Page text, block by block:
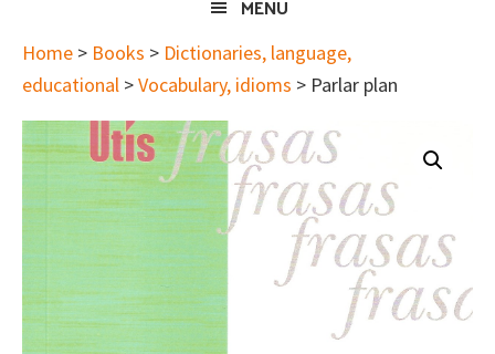
MENU
Home > Books > Dictionaries, language,
educational >Vocabulary, idioms > Parlar plan